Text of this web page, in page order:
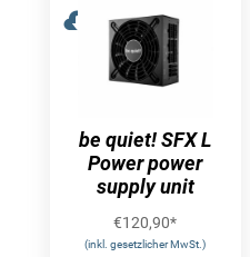
be quiet! SFX L
Power power
supply unit
€120,90*
(inkl. gesetzlicher MwSt.)